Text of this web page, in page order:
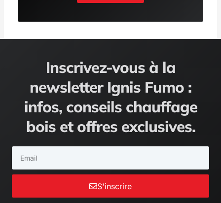
Inscrivez-vous à la
newsletter Ignis Fumo :
infos, conseils chauffage
bois et offres exclusives.
S'inscrire